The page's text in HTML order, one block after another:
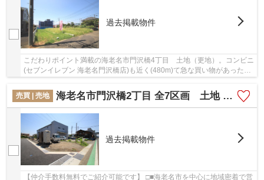
過去掲載物件
こだわりポイント満載の海老名市門沢橋4丁目 土地（更地）。コンビニ
(セブンイレブン 海老名門沢橋店)も近く(480m)て急な買い物があった時
売買 | 売地
海老名市門沢橋2丁目 全7区画 土地 【仲介手数料無料】
過去掲載物件
【仲介手数料無料でご紹介可能です】 □■海老名市を中心に地域密着で営